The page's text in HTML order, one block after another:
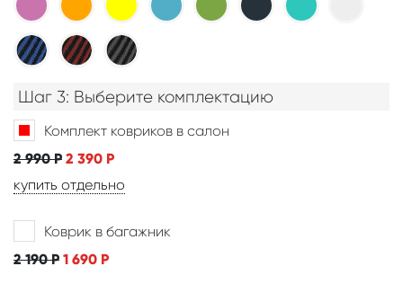
Шаг 3: Выберите комплектацию
Комплект ковриков в салон
2 990Р 2 390 Р
купить отдельно
Коврик в багажник
2 190Р 1 690 Р